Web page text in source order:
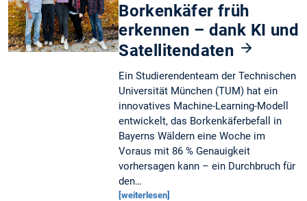
Borkenkäfer früh
erkennen – dank KI und
Satellitendaten
Ein Studierendenteam der Technischen
Universität München (TUM) hat ein
innovatives Machine-Learning-Modell
entwickelt, das Borkenkäferbefall in
Bayerns Wäldern eine Woche im
Voraus mit 86 % Genauigkeit
vorhersagen kann – ein Durchbruch für
den…
[weiterlesen]